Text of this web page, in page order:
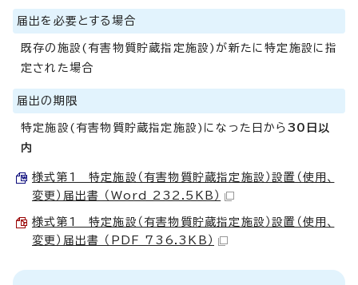
届出を必要とする場合
既存の施設(有害物質貯蔵指定施設)が新たに特定施設に指
定された場合
届出の期限
特定施設(有害物質貯蔵指定施設)になった日から 30日以
内
様式第1 特定施設（有害物質貯蔵指定施設）設置（使用、
変更）届出書 （Word 232.5KB）
様式第1 特定施設（有害物質貯蔵指定施設）設置（使用、
変更）届出書 （PDF 736.3KB）